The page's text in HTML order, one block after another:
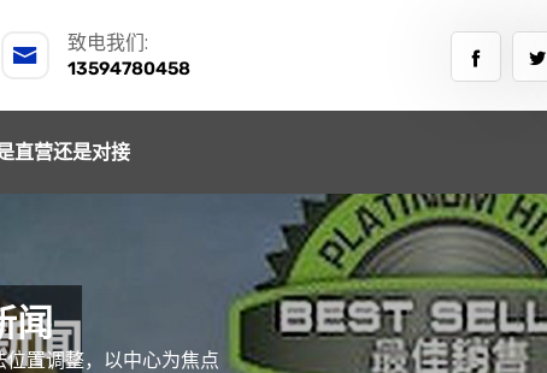
致电我们:
13594780458
直营还是对接
闻
置调整，以中心为焦点